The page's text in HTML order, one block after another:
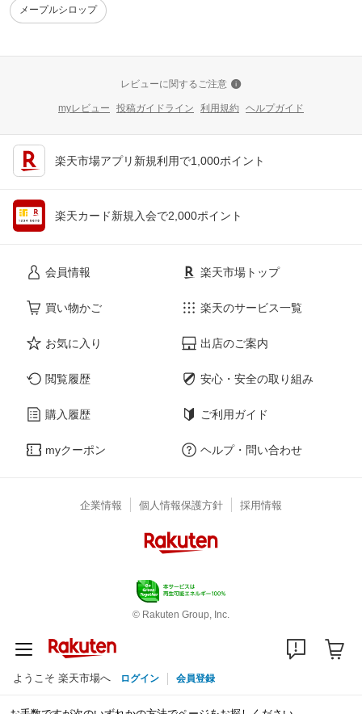
メープルシロップ
レビューに関するご注意
myレビュー 投稿ガイドライン 利用規約 ヘルプガイド
楽天市場アプリ新規利用で1,000ポイント
楽天カード新規入会で2,000ポイント
会員情報
買い物かご
お気に入り
閲覧履歴
購入履歴
myクーポン
楽天市場トップ
楽天のサービス一覧
出店のご案内
安心・安全の取り組み
ご利用ガイド
ヘルプ・問い合わせ
企業情報 個人情報保護方針 採用情報
© Rakuten Group, Inc.
ようこそ 楽天市場へ ログイン 会員登録